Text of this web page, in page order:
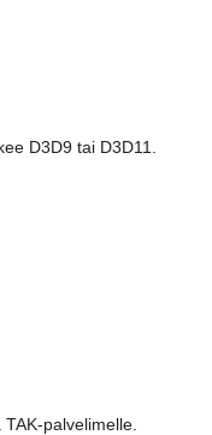
D3D9 tai D3D11.
palvelimelle.